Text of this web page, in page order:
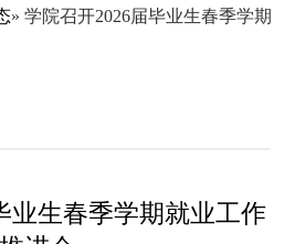
» 学院召开2026届毕业生春季学期
业生春季学期就业工作